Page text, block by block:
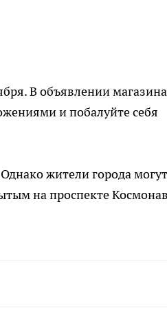
В объявлении магазина
и побалуйте себя
жители города могут
на проспекте